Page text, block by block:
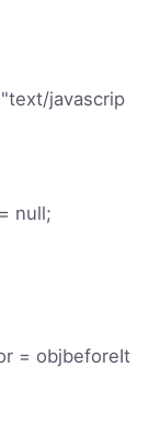
javascrip
null;
= objbeforeIt